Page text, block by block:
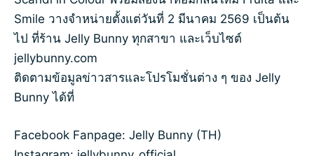
Smile วางจำหน่ายตั้งแต่วันที่ 2 มีนาคม 2569 เป็นต้น
ไป ที่ร้าน Jelly Bunny ทุกสาขา และเว็บไซต์
jellybunny.com
ติดตามข้อมูลข่าวสารและโปรโมชั่นต่าง ๆ ของ Jelly
Bunny ได้ที่
Facebook Fanpage: Jelly Bunny (TH)